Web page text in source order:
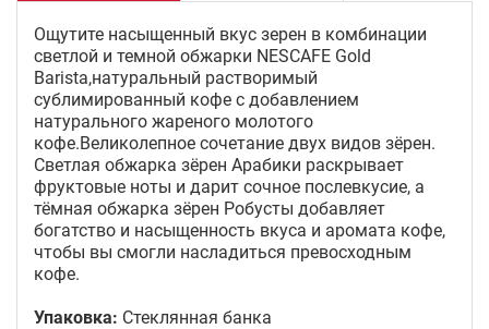
Ощутите насыщенный вкус зерен в комбинации
светлой и темной обжарки NESCAFE Gold
Barista,натуральный растворимый
сублимированный кофе с добавлением
натурального жареного молотого
кофе.Великолепное сочетание двух видов зёрен.
Светлая обжарка зёрен Арабики раскрывает
фруктовые ноты и дарит сочное послевкусие, а
тёмная обжарка зёрен Робусты добавляет
богатство и насыщенность вкуса и аромата кофе,
чтобы вы смогли насладиться превосходным
кофе.
Упаковка: Стеклянная банка